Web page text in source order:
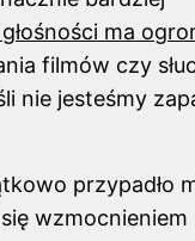
ma
filmów czy
nie jesteśmy
przypadło
wzmocnieniem